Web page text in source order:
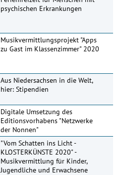
psychischen Erkrankungen
Musikvermittlungsprojekt "Apps
zu Gast im Klassenzimmer" 2020
Aus Niedersachsen in die Welt,
hier: Stipendien
Digitale Umsetzung des
Editionsvorhabens "Netzwerke
der Nonnen"
"Vom Schatten ins Licht -
KLOSTERKÜNSTE 2020" -
Musikvermittlung für Kinder,
Jugendliche und Erwachsene